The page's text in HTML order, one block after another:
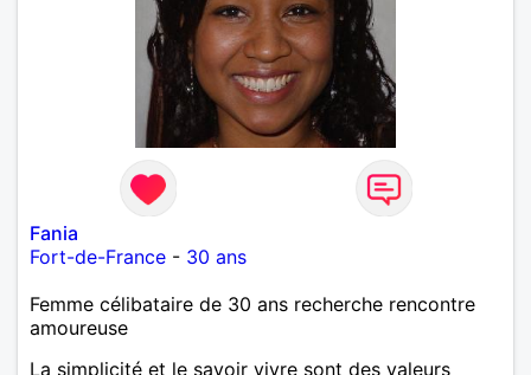
Fania
Fort-de-France - 30 ans
Femme célibataire de 30 ans recherche rencontre
amoureuse
La simplicité et le savoir vivre sont des valeurs